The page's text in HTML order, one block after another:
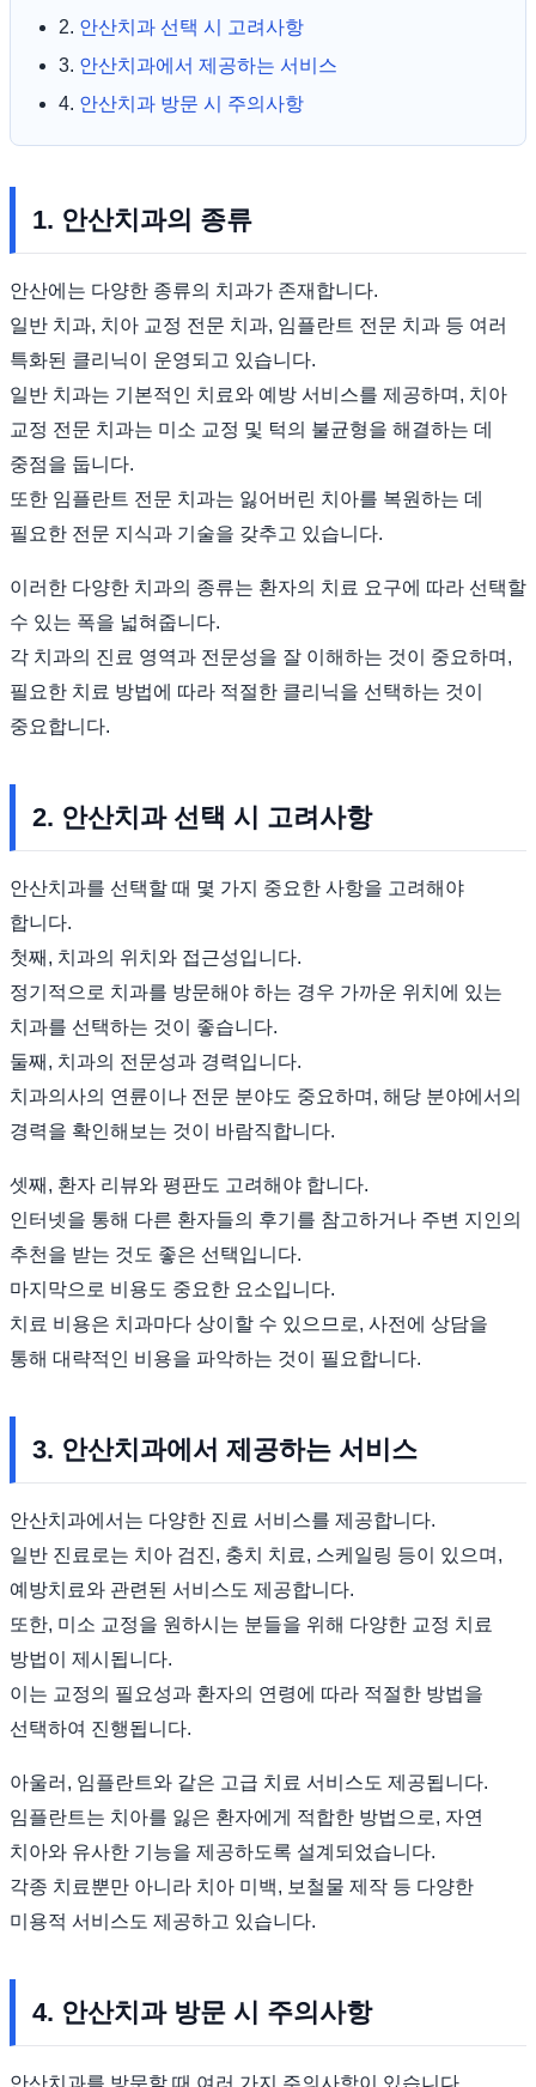
2. 안산치과 선택 시 고려사항
3. 안산치과에서 제공하는 서비스
4. 안산치과 방문 시 주의사항
1. 안산치과의 종류
안산에는 다양한 종류의 치과가 존재합니다.
일반 치과, 치아 교정 전문 치과, 임플란트 전문 치과 등 여러
특화된 클리닉이 운영되고 있습니다.
일반 치과는 기본적인 치료와 예방 서비스를 제공하며, 치아
교정 전문 치과는 미소 교정 및 턱의 불균형을 해결하는 데
중점을 둡니다.
또한 임플란트 전문 치과는 잃어버린 치아를 복원하는 데
필요한 전문 지식과 기술을 갖추고 있습니다.
이러한 다양한 치과의 종류는 환자의 치료 요구에 따라 선택할
수 있는 폭을 넓혀줍니다.
각 치과의 진료 영역과 전문성을 잘 이해하는 것이 중요하며,
필요한 치료 방법에 따라 적절한 클리닉을 선택하는 것이
중요합니다.
2. 안산치과 선택 시 고려사항
안산치과를 선택할 때 몇 가지 중요한 사항을 고려해야
합니다.
첫째, 치과의 위치와 접근성입니다.
정기적으로 치과를 방문해야 하는 경우 가까운 위치에 있는
치과를 선택하는 것이 좋습니다.
둘째, 치과의 전문성과 경력입니다.
치과의사의 연륜이나 전문 분야도 중요하며, 해당 분야에서의
경력을 확인해보는 것이 바람직합니다.
셋째, 환자 리뷰와 평판도 고려해야 합니다.
인터넷을 통해 다른 환자들의 후기를 참고하거나 주변 지인의
추천을 받는 것도 좋은 선택입니다.
마지막으로 비용도 중요한 요소입니다.
치료 비용은 치과마다 상이할 수 있으므로, 사전에 상담을
통해 대략적인 비용을 파악하는 것이 필요합니다.
3. 안산치과에서 제공하는 서비스
안산치과에서는 다양한 진료 서비스를 제공합니다.
일반 진료로는 치아 검진, 충치 치료, 스케일링 등이 있으며,
예방치료와 관련된 서비스도 제공합니다.
또한, 미소 교정을 원하시는 분들을 위해 다양한 교정 치료
방법이 제시됩니다.
이는 교정의 필요성과 환자의 연령에 따라 적절한 방법을
선택하여 진행됩니다.
아울러, 임플란트와 같은 고급 치료 서비스도 제공됩니다.
임플란트는 치아를 잃은 환자에게 적합한 방법으로, 자연
치아와 유사한 기능을 제공하도록 설계되었습니다.
각종 치료뿐만 아니라 치아 미백, 보철물 제작 등 다양한
미용적 서비스도 제공하고 있습니다.
4. 안산치과 방문 시 주의사항
안산치과를 방문할 때 여러 가지 주의사항이 있습니다.